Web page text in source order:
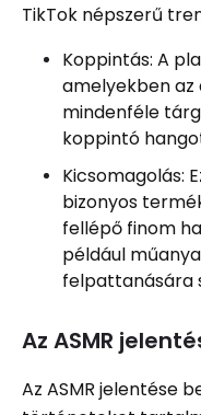
TikTok népszerű
Koppintás: A
amelyekben az
mindenféle
koppintó
Kicsomagolás:
bizonyos
fellépő finom
például
felpattanására
Az ASMR
Az ASMR jelentése